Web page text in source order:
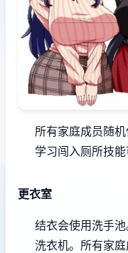
所有家庭成员随
学习闯入厕所技能
更衣室
结衣会使用洗手池
洗衣机。 所有家